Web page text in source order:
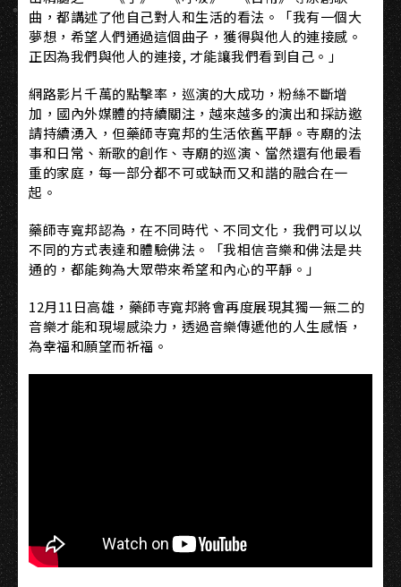
曲，都講述了他自己對人和生活的看法。「我有一個大
夢想，希望人們通過這個曲子，獲得與他人的連接感。
正因為我們與他人的連接, 才能讓我們看到自己。」
網路影片千萬的點擊率，巡演的大成功，粉絲不斷增
加，國內外媒體的持續關注，越來越多的演出和採訪邀
請持續湧入，但藥師寺寬邦的⽣活依舊平靜。寺廟的法
事和日常、新歌的創作、寺廟的巡演、當然還有他最看
重的家庭，每一部分都不可或缺而又和諧的融合在一
起。
藥師寺寬邦認為，在不同時代、不同文化，我們可以以
不同的方式表達和體驗佛法。「我相信音樂和佛法是共
通的，都能夠為大眾帶來希望和內心的平靜。」
12月11日高雄，藥師寺寬邦將會再度展現其獨一無二的
音樂才能和現場感染力，透過音樂傳遞他的人生感悟，
為幸福和願望而祈福。